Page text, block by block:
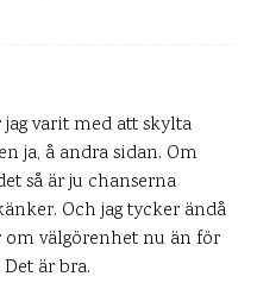
varit med att skylta
ja, å andra sidan. Om
så är ju chanserna
Och jag tycker ändå
om välgörenhet nu än för
är bra.